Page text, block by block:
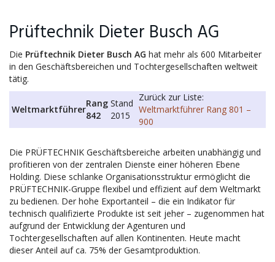
Prüftechnik Dieter Busch AG
Die Prüftechnik Dieter Busch AG hat mehr als 600 Mitarbeiter
in den Geschäftsbereichen und Tochtergesellschaften weltweit
tätig.
Weltmarktführer
Rang
842
Stand
2015
Zurück zur Liste:
Weltmarktführer Rang 801 –
900
Die PRÜFTECHNIK Geschäftsbereiche arbeiten unabhängig und
profitieren von der zentralen Dienste einer höheren Ebene
Holding. Diese schlanke Organisationsstruktur ermöglicht die
PRÜFTECHNIK-Gruppe flexibel und effizient auf dem Weltmarkt
zu bedienen. Der hohe Exportanteil – die ein Indikator für
technisch qualifizierte Produkte ist seit jeher – zugenommen hat
aufgrund der Entwicklung der Agenturen und
Tochtergesellschaften auf allen Kontinenten. Heute macht
dieser Anteil auf ca. 75% der Gesamtproduktion.